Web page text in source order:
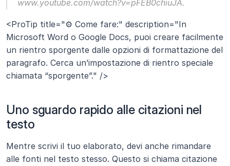
www.youtube.com/watch?v=pFEB0chiuJA.
<ProTip title="⚙️ Come fare:" description="In
Microsoft Word o Google Docs, puoi creare facilmente
un rientro sporgente dalle opzioni di formattazione del
paragrafo. Cerca un’impostazione di rientro speciale
chiamata “sporgente”." />
Uno sguardo rapido alle citazioni nel
testo
Mentre scrivi il tuo elaborato, devi anche rimandare
alle fonti nel testo stesso. Questo si chiama citazione